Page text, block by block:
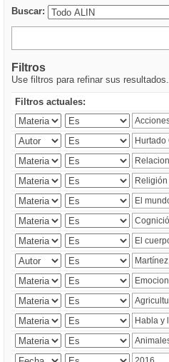
Buscar:
Filtros
Use filtros para refinar sus resultados.
Filtros actuales: